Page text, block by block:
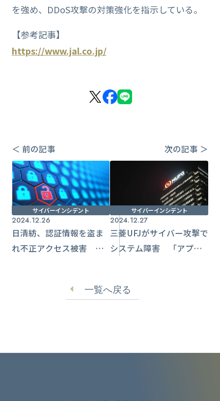
を強め、DDoS攻撃の対策強化を指示している。
【参考記事】
https://www.jal.co.jp/
＜ 前の記事 次の記事 ＞
サイバーインシデント
2024.12.26
日清紡、認証情報を盗ま
れ不正アクセス被害 役
サイバーインシデント
2024.12.27
三菱UFJがサイバー攻撃で
システム障害 「アプリ
一覧へ戻る